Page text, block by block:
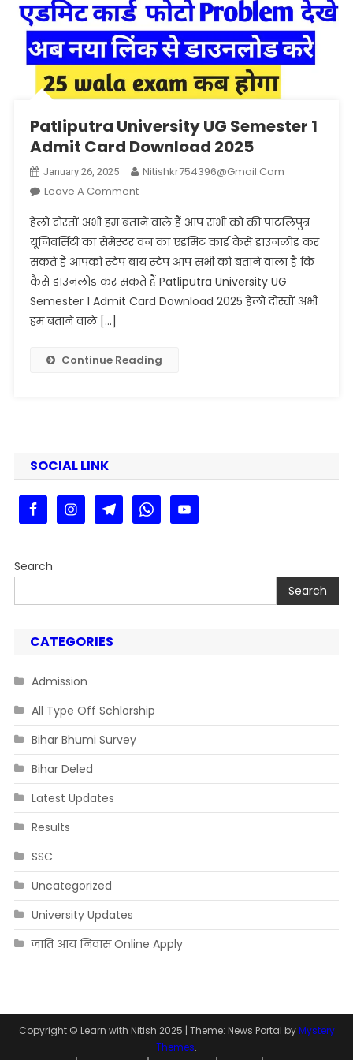
Patliputra University UG Semester 1
Admit Card Download 2025
January 26, 2025
Nitishkr754396@gmail.com
Leave A CommentOn
University
UG
Semester
1
Admit
2025
हेलो दोस्तों अभी हम बताने वाले हैं आप सभी को की पाटलिपुत्र
यूनिवर्सिटी का सेमेस्टर वन का एडमिट कार्ड कैसे डाउनलोड कर
सकते हैं आपको स्टेप बाय स्टेप आप सभी को बताने वाला है कि
कैसे डाउनलोड कर सकते हैं Patliputra University UG
Semester 1 Admit Card Download 2025 हेलो दोस्तों अभी
हम बताने वाले […]
Continue Reading
SOCIAL LINK
Search
Search
CATEGORIES
Admission
All Type Off Schlorship
Bihar Bhumi Survey
Bihar Deled
Latest Updates
Results
SSC
Uncategorized
University Updates
जाति आय निवास Online Apply
Copyright © Learn with Nitish 2025 | Theme: News Portal byMystery
Themes.